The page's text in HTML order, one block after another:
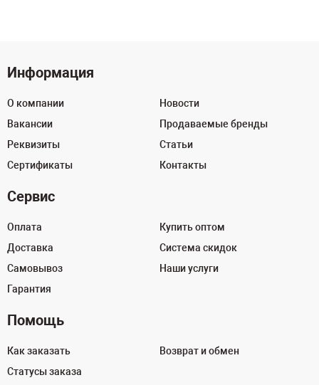
Информация
О компании
Вакансии
Реквизиты
Сертификаты
Новости
Продаваемые бренды
Статьи
Контакты
Сервис
Оплата
Доставка
Самовывоз
Гарантия
Купить оптом
Система скидок
Наши услуги
Помощь
Как заказать
Статусы заказа
Возврат и обмен